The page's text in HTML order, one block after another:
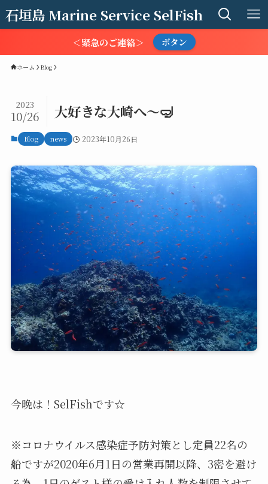
石垣島 Marine Service SelFish
＜緊急のご連絡＞ ボタン
ホーム Blog
大好きな大崎へ～🤿
2023
10/26
Blog news 2023年10月26日
今晩は！SelFishです☆
※コロナウイルス感染症予防対策とし定員22名の
船ですが2020年6月1日の営業再開以降、3密を避け